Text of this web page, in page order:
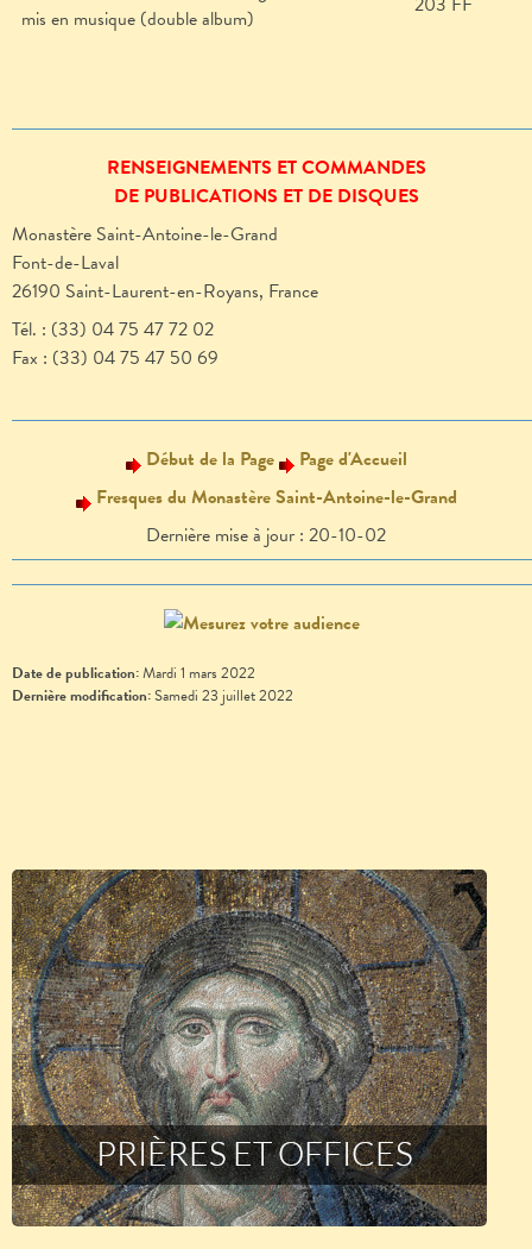
mis en musique (double album)
RENSEIGNEMENTS ET COMMANDES
DE PUBLICATIONS ET DE DISQUES
Monastère Saint-Antoine-le-Grand
Font-de-Laval
26190 Saint-Laurent-en-Royans, France
Tél. : (33) 04 75 47 72 02
Fax : (33) 04 75 47 50 69
Début de la Page
Page d'Accueil
Fresques du Monastère Saint-Antoine-le-Grand
Dernière mise à jour : 20-10-02
Date de publication:Mardi 1 mars 2022
Dernière modification:Samedi 23 juillet 2022